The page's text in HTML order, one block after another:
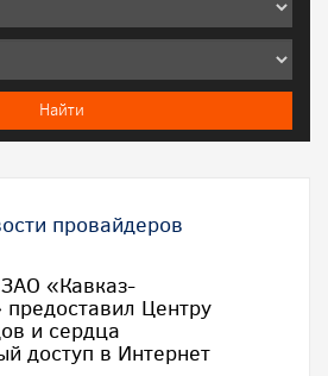
провайдеров
«Кавказ-
Центру
и сердца
доступ в Интернет